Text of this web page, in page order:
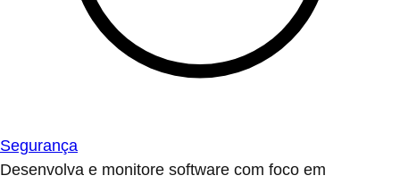
Segurança
Desenvolva e monitore software com foco em